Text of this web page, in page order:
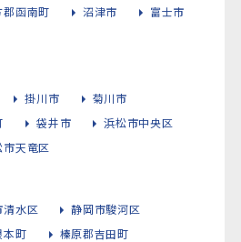
郡函南町 沼津市
富士市
掛川市
菊川市
袋井市
浜松市中央区
市天竜区
清水区
静岡市駿河区
本町
榛原郡吉田町